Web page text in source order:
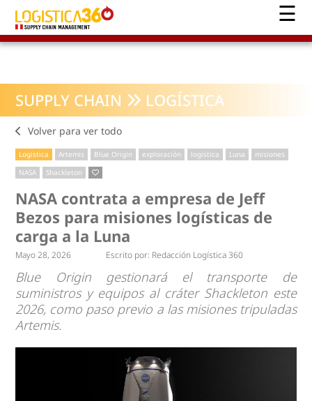
SUPPLY CHAIN LOGÍSTICA
Volver para ver todo
Logística Artemis Blue Origin exploración logística Luna
misiones
NASA
Shackleton
NASA contrata a empresa de Jeff
Bezos para misiones logísticas de
carga a la Luna
Mayo 28, 2026 Escrito por: Redacción Logística 360
Blue Origin gestionará el transporte de
suministros y equipos al cráter Shackleton este
2026, como paso previo a las misiones tripuladas
Artemis.